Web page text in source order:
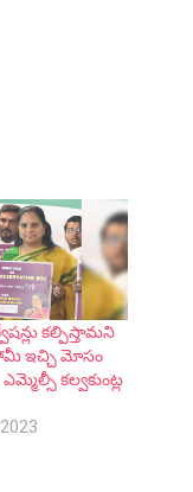
కల్పిస్తామని
హామీ ఇచ్చి మోసం
కల్వకుంట్ల